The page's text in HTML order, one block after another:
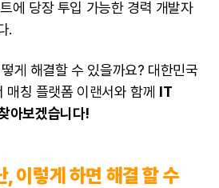
에 당장 투입 가능한 경력 개발자
.
게 해결할 수 있을까요? 대한민국
매칭 플랫폼 이랜서와 함께 IT
아보겠습니다!
, 이렇게 하면 해결 할 수